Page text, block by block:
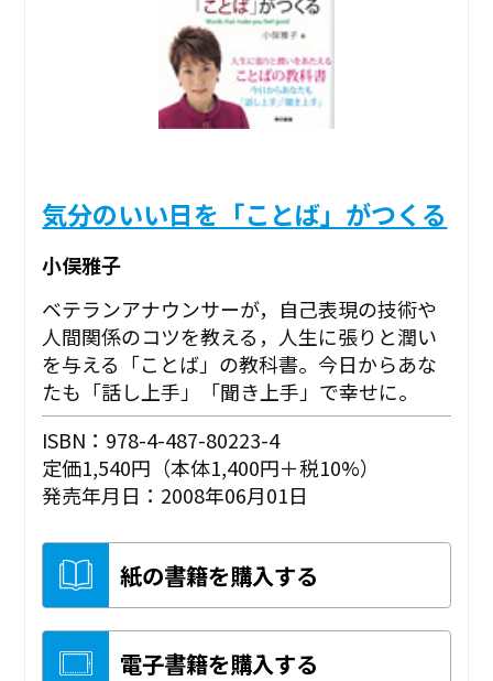
気分のいい日を「ことば」がつくる
小俣雅子
ベテランアナウンサーが，自己表現の技術や
人間関係のコツを教える，人生に張りと潤い
を与える「ことば」の教科書。今日からあな
たも「話し上手」「聞き上手」で幸せに。
ISBN：978-4-487-80223-4
定価1,540円（本体1,400円＋税10%）
発売年月日：2008年06月01日
紙の書籍を購入する
電子書籍を購入する